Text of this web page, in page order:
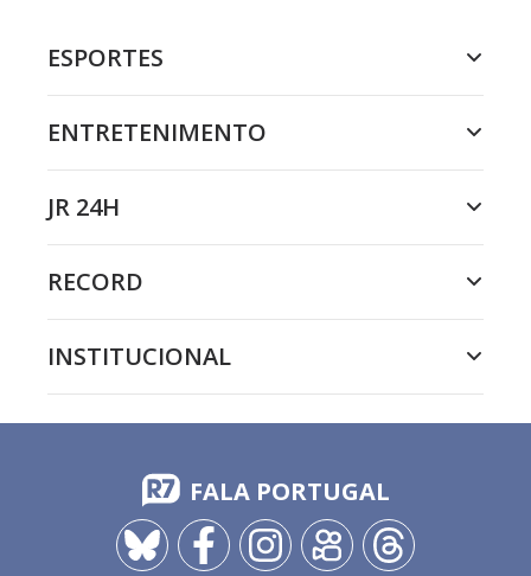
ESPORTES
ENTRETENIMENTO
JR 24H
RECORD
INSTITUCIONAL
FALA PORTUGAL